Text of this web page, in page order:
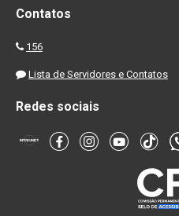
Contatos
156
Lista de Servidores e Contatos
Redes sociais